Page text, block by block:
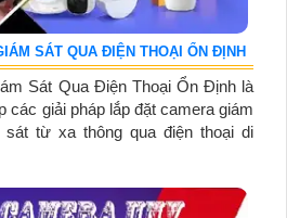
SÁT QUA ĐIỆN THOẠI ỔN ĐỊNH
Sát Qua Điện Thoại Ổn Định là
các giải pháp lắp đặt camera giám
từ xa thông qua điện thoại di